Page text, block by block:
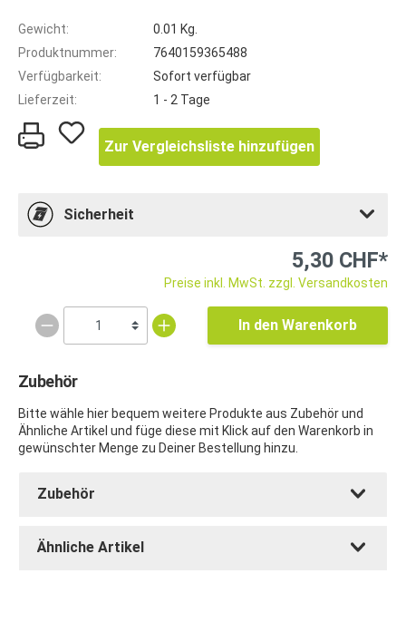
Gewicht:
0.01 Kg.
Produktnummer:
7640159365488
Verfügbarkeit:
Sofort verfügbar
Lieferzeit:
1 - 2 Tage
Zur Vergleichsliste hinzufügen
Sicherheit
5,30 CHF*
Preise inkl. MwSt. zzgl. Versandkosten
In den Warenkorb
Zubehör
Bitte wähle hier bequem weitere Produkte aus Zubehör und
Ähnliche Artikel und füge diese mit Klick auf den Warenkorb in
gewünschter Menge zu Deiner Bestellung hinzu.
Zubehör
Ähnliche Artikel